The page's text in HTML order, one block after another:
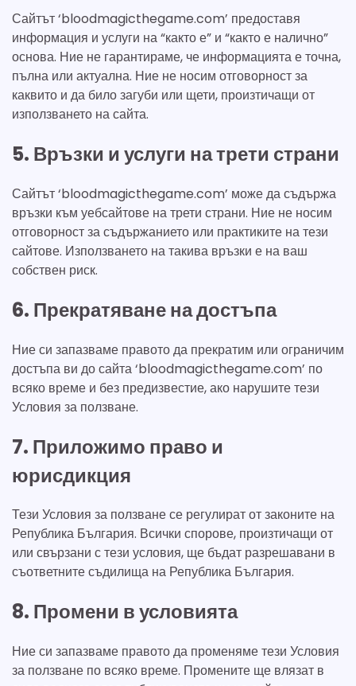
Сайтът ‘bloodmagicthegame.com’ предоставя
информация и услуги на “както е” и “както е налично”
основа. Ние не гарантираме, че информацията е точна,
пълна или актуална. Ние не носим отговорност за
каквито и да било загуби или щети, произтичащи от
използването на сайта.
5. Връзки и услуги на трети страни
Сайтът ‘bloodmagicthegame.com’ може да съдържа
връзки към уебсайтове на трети страни. Ние не носим
отговорност за съдържанието или практиките на тези
сайтове. Използването на такива връзки е на ваш
собствен риск.
6. Прекратяване на достъпа
Ние си запазваме правото да прекратим или ограничим
достъпа ви до сайта ‘bloodmagicthegame.com’ по
всяко време и без предизвестие, ако нарушите тези
Условия за ползване.
7. Приложимо право и
юрисдикция
Тези Условия за ползване се регулират от законите на
Република България. Всички спорове, произтичащи от
или свързани с тези условия, ще бъдат разрешавани в
съответните съдилища на Република България.
8. Промени в условията
Ние си запазваме правото да променяме тези Условия
за ползване по всяко време. Промените ще влязат в